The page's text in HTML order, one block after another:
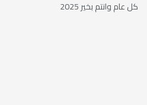
كل عام وانتم بخير 2025